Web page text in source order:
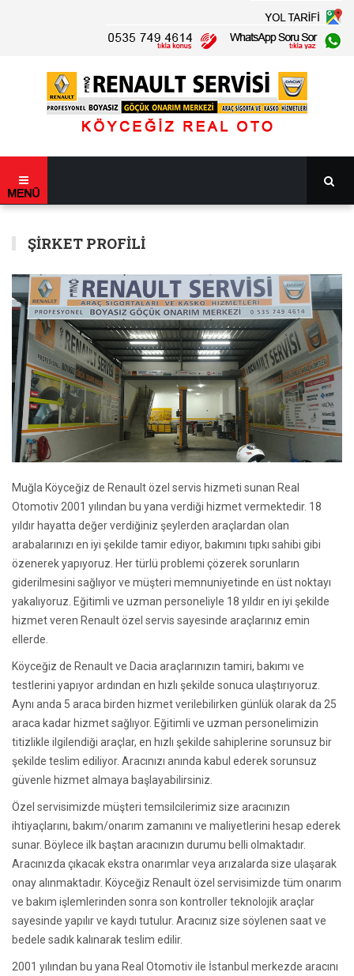
ŞIRKET PROFILI
Muğla Köyceğiz de Renault özel servis hizmeti sunan Real
Otomotiv 2001 yılından bu yana verdiği hizmet vermektedir. 18
yıldır hayatta değer verdiğiniz şeylerden araçlardan olan
arabalarınızı en iyi şekilde tamir ediyor, bakımını tıpkı sahibi gibi
özenerek yapıyoruz. Her türlü problemi çözerek sorunların
giderilmesini sağlıyor ve müşteri memnuniyetinde en üst noktayı
yakalıyoruz. Eğitimli ve uzman personeliyle 18 yıldır en iyi şekilde
hizmet veren Renault özel servis sayesinde araçlarınız emin
ellerde.
Köyceğiz de Renault ve Dacia araçlarınızın tamiri, bakımı ve
testlerini yapıyor ardından en hızlı şekilde sonuca ulaştırıyoruz.
Aynı anda 5 araca birden hizmet verilebilirken günlük olarak da 25
araca kadar hizmet sağlıyor. Eğitimli ve uzman personelimizin
titizlikle ilgilendiği araçlar, en hızlı şekilde sahiplerine sorunsuz bir
şekilde teslim ediliyor. Aracınızı anında kabul ederek sorunsuz
güvenle hizmet almaya başlayabilirsiniz.
Özel servisimizde müşteri temsilcilerimiz size aracınızın
ihtiyaçlarını, bakım/onarım zamanını ve maliyetlerini hesap ederek
sunar. Böylece ilk baştan aracınızın durumu belli olmaktadır.
Aracınızda çıkacak ekstra onarımlar veya arızalarda size ulaşarak
onay alınmaktadır. Köyceğiz Renault özel servisimizde tüm onarım
ve bakım işlemlerinden sonra son kontroller teknolojik araçlar
sayesinde yapılır ve kaydı tutulur. Aracınız size söylenen saat ve
bedele sadık kalınarak teslim edilir.
2001 yılından bu yana Real Otomotiv ile İstanbul merkezde aracını